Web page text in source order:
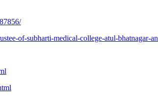
of-subharti-medical-college-atul-bhatnagar-